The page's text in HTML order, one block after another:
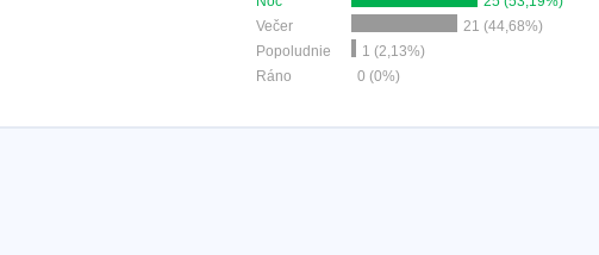
Večer
21 (44,68%)
Popoludnie
1 (2,13%)
Ráno
0 (0%)